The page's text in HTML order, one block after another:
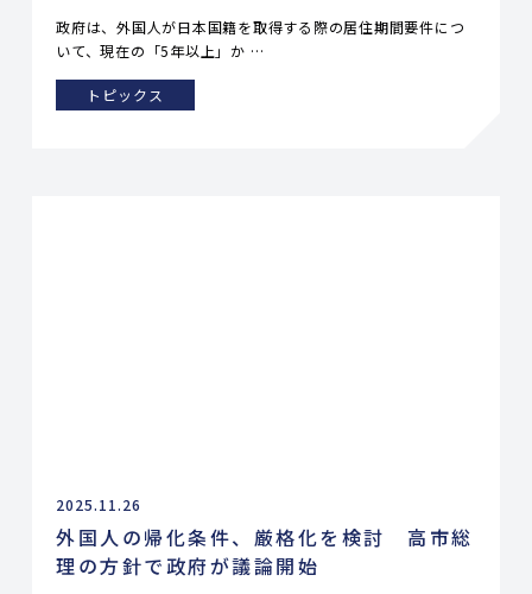
政府は、外国人が日本国籍を取得する際の居住期間要件につ
いて、現在の「5年以上」か …
トピックス
2025.11.26
外国人の帰化条件、厳格化を検討 高市総
理の方針で政府が議論開始